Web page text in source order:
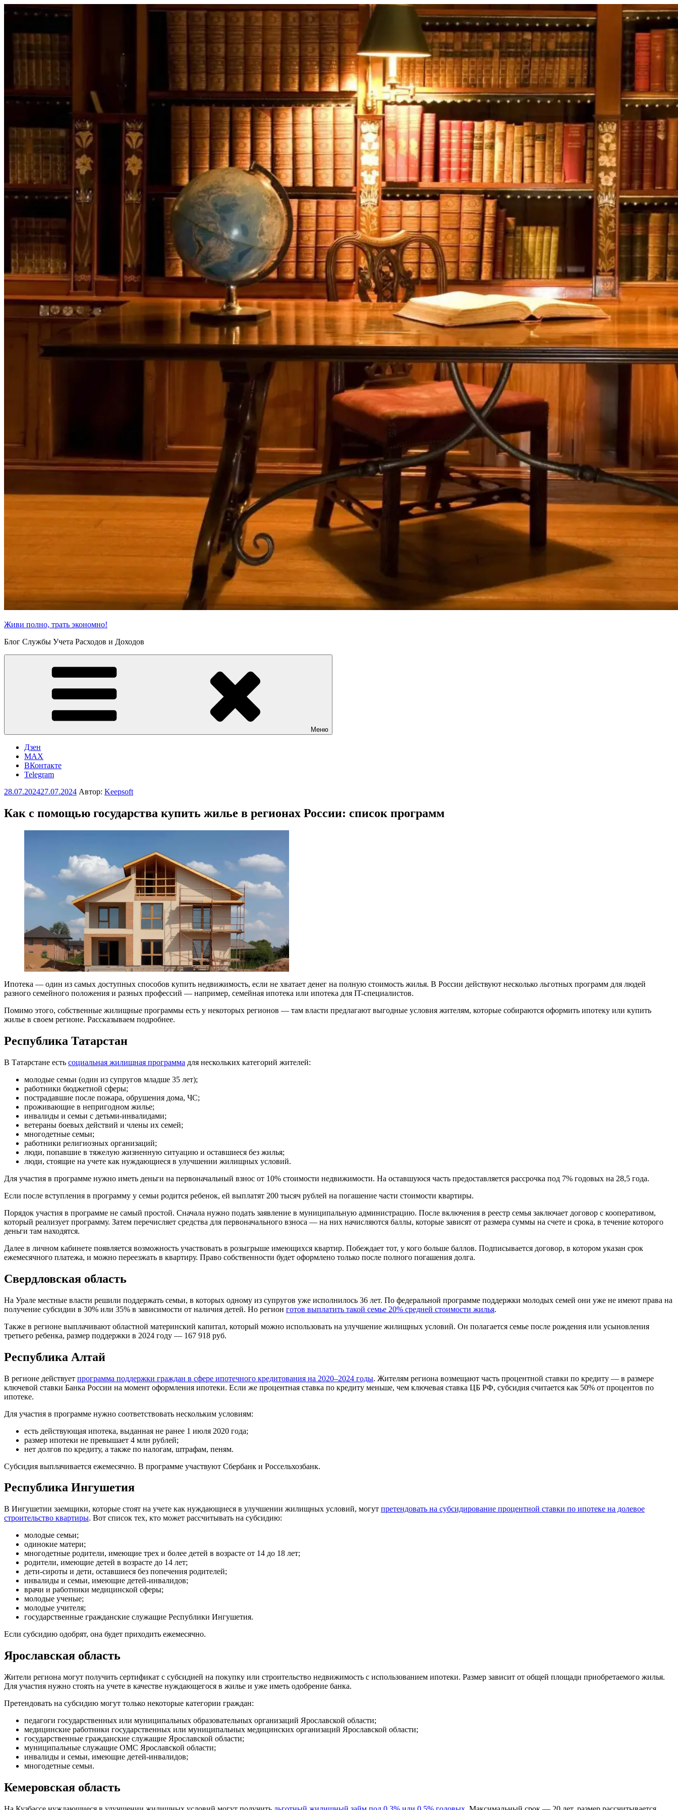
Перейти
Живи полно, трать экономно!
Блог Службы Учета Расходов и Доходов
Меню
Дзен
MAX
ВКонтакте
Telegram
Опубликовано
28.07.202427.07.2024 Автор: Keepsoft
Как с помощью государства купить жилье в регионах России: список программ
Ипотека — один из самых доступных способов купить недвижимость, если не хватает денег на полную стоимость жилья. В России действуют несколько льготных программ для людей
разного семейного положения и разных профессий — например, семейная ипотека или ипотека для IT-специалистов.
Помимо этого, собственные жилищные программы есть у некоторых регионов — там власти предлагают выгодные условия жителям, которые собираются оформить ипотеку или купить
жилье в своем регионе. Рассказываем подробнее.
Республика Татарстан
В Татарстане есть социальная жилищная программа для нескольких категорий жителей:
молодые семьи (один из супругов младше 35 лет);
работники бюджетной сферы;
пострадавшие после пожара, обрушения дома, ЧС;
проживающие в непригодном жилье;
инвалиды и семьи с детьми-инвалидами;
ветераны боевых действий и члены их семей;
многодетные семьи;
работники религиозных организаций;
люди, попавшие в тяжелую жизненную ситуацию и оставшиеся без жилья;
люди, стоящие на учете как нуждающиеся в улучшении жилищных условий.
Для участия в программе нужно иметь деньги на первоначальный взнос от 10% стоимости недвижимости. На оставшуюся часть предоставляется рассрочка под 7% годовых на 28,5 года.
Если после вступления в программу у семьи родится ребенок, ей выплатят 200 тысяч рублей на погашение части стоимости квартиры.
Порядок участия в программе не самый простой. Сначала нужно подать заявление в муниципальную администрацию. После включения в реестр семья заключает договор с кооперативом,
который реализует программу. Затем перечисляет средства для первоначального взноса — на них начисляются баллы, которые зависят от размера суммы на счете и срока, в течение которого
деньги там находятся.
Далее в личном кабинете появляется возможность участвовать в розыгрыше имеющихся квартир. Побеждает тот, у кого больше баллов. Подписывается договор, в котором указан срок
ежемесячного платежа, и можно переезжать в квартиру. Право собственности будет оформлено только после полного погашения долга.
Свердловская область
На Урале местные власти решили поддержать семьи, в которых одному из супругов уже исполнилось 36 лет. По федеральной программе поддержки молодых семей они уже не имеют права на
получение субсидии в 30% или 35% в зависимости от наличия детей. Но регион готов выплатить такой семье 20% средней стоимости жилья.
Также в регионе выплачивают областной материнский капитал, который можно использовать на улучшение жилищных условий. Он полагается семье после рождения или усыновления
третьего ребенка, размер поддержки в 2024 году — 167 918 руб.
Республика Алтай
В регионе действует программа поддержки граждан в сфере ипотечного кредитования на 2020–2024 годы. Жителям региона возмещают часть процентной ставки по кредиту — в размере
ключевой ставки Банка России на момент оформления ипотеки. Если же процентная ставка по кредиту меньше, чем ключевая ставка ЦБ РФ, субсидия считается как 50% от процентов по
ипотеке.
Для участия в программе нужно соответствовать нескольким условиям:
есть действующая ипотека, выданная не ранее 1 июля 2020 года;
размер ипотеки не превышает 4 млн рублей;
нет долгов по кредиту, а также по налогам, штрафам, пеням.
Субсидия выплачивается ежемесячно. В программе участвуют Сбербанк и Россельхозбанк.
Республика Ингушетия
В Ингушетии заемщики, которые стоят на учете как нуждающиеся в улучшении жилищных условий, могут претендовать на субсидирование процентной ставки по ипотеке на долевое
строительство квартиры. Вот список тех, кто может рассчитывать на субсидию:
молодые семьи;
одинокие матери;
многодетные родители, имеющие трех и более детей в возрасте от 14 до 18 лет;
родители, имеющие детей в возрасте до 14 лет;
дети-сироты и дети, оставшиеся без попечения родителей;
инвалиды и семьи, имеющие детей-инвалидов;
врачи и работники медицинской сферы;
молодые ученые;
молодые учителя;
государственные гражданские служащие Республики Ингушетия.
Если субсидию одобрят, она будет приходить ежемесячно.
Ярославская область
Жители региона могут получить сертификат с субсидией на покупку или строительство недвижимость с использованием ипотеки. Размер зависит от общей площади приобретаемого жилья.
Для участия нужно стоять на учете в качестве нуждающегося в жилье и уже иметь одобрение банка.
Претендовать на субсидию могут только некоторые категории граждан:
педагоги государственных или муниципальных образовательных организаций Ярославской области;
медицинские работники государственных или муниципальных медицинских организаций Ярославской области;
государственные гражданские служащие Ярославской области;
муниципальные служащие ОМС Ярославской области;
инвалиды и семьи, имеющие детей-инвалидов;
многодетные семьи.
Кемеровская область